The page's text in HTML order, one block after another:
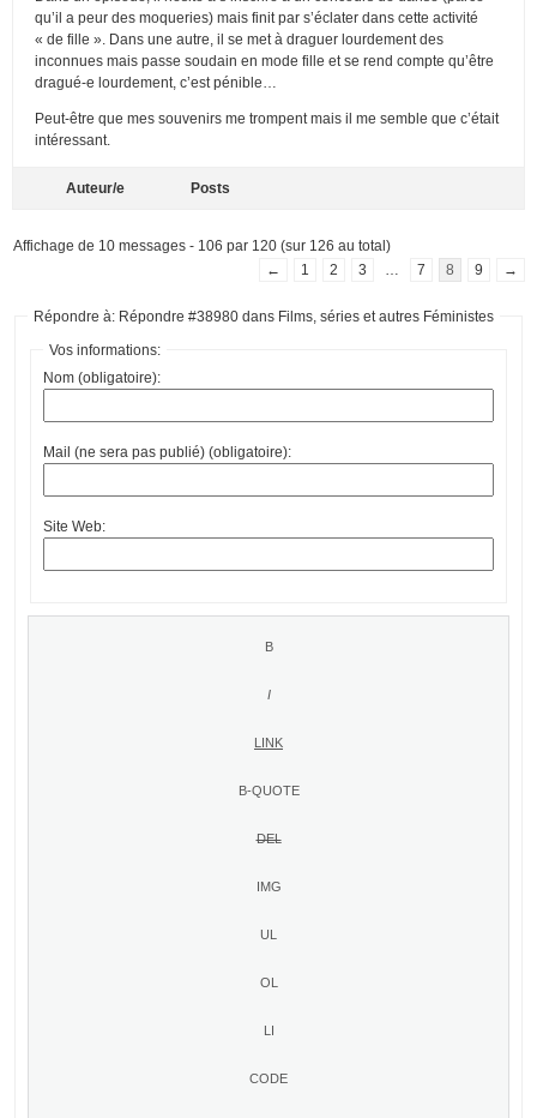
qu’il a peur des moqueries) mais finit par s’éclater dans cette activité
« de fille ». Dans une autre, il se met à draguer lourdement des
inconnues mais passe soudain en mode fille et se rend compte qu’être
dragué-e lourdement, c’est pénible…
Peut-être que mes souvenirs me trompent mais il me semble que c’était
intéressant.
Auteur/e Posts
Affichage de 10 messages - 106 par 120 (sur 126 au total)
←
1 2 3 7 8 9 →
Répondre à: Répondre #38980 dans Films, séries et autres Féministes
Vos informations:
Nom (obligatoire):
Mail (ne sera pas publié) (obligatoire):
Site Web: